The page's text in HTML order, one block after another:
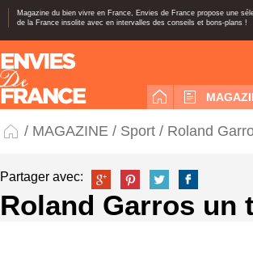
Magazine du bien vivre en France, Envies de France propose une
de la France insolite avec en intervalles des conseils et bons-plans !
/ MAGAZINE / Sport / Roland
Partager avec:
Roland Garros un